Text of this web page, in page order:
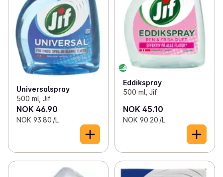
Universalspray
500 ml, Jif
NOK 46.90
NOK 93.80 /L
Eddikspray
500 ml, Jif
NOK 45.10
NOK 90.20 /L